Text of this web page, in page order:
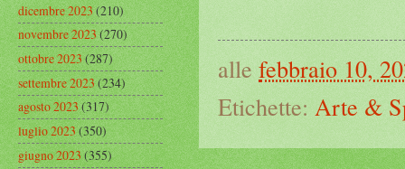
alle febbraio 10,
Etichette: Arte &
dicembre 2023(210)
novembre 2023(270)
ottobre 2023(287)
settembre 2023(234)
agosto 2023(317)
luglio 2023(350)
giugno 2023(355)